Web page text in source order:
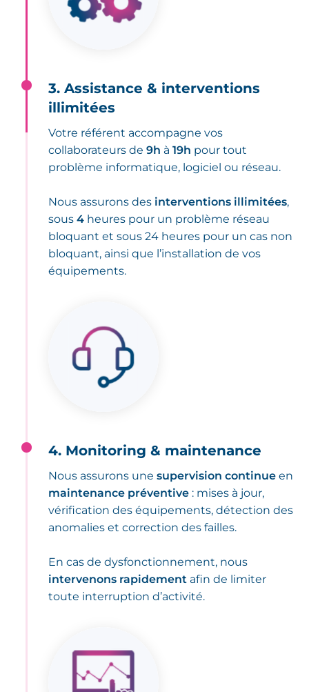
3. Assistance & interventions
illimitées
Votre référent accompagne vos
collaborateurs de9h à19h pour tout
problème informatique, logiciel ou réseau.
Nous assurons des interventions illimitées,
sous4 heures pour un problème réseau
bloquant et sous 24 heures pour un cas non
bloquant, ainsi que l’installation de vos
équipements.
4. Monitoring & maintenance
Nous assurons unesupervision continue en
maintenance préventive : mises à jour,
vérification des équipements, détection des
anomalies et correction des failles.
En cas de dysfonctionnement, nous
intervenons rapidement afin de limiter
toute interruption d’activité.